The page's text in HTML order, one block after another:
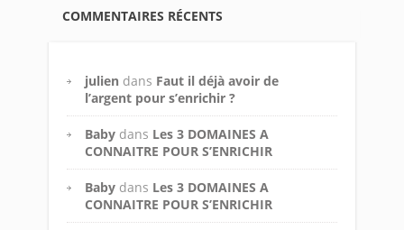
COMMENTAIRES RÉCENTS
julien dans Faut il déjà avoir de
l’argent pour s’enrichir ?
Baby dans Les 3 DOMAINES A
CONNAITRE POUR S’ENRICHIR
Baby dans Les 3 DOMAINES A
CONNAITRE POUR S’ENRICHIR